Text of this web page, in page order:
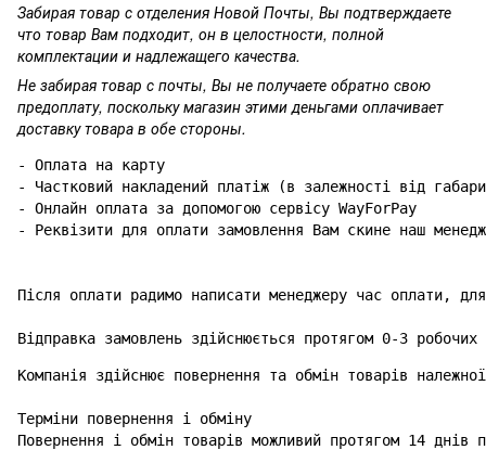
Забирая товар с отделения Новой Почты, Вы подтверждаете
что товар Вам подходит, он в целостности, полной
комплектации и надлежащего качества.
Не забирая товар с почты, Вы не получаете обратно свою
предоплату, поскольку магазин этими деньгами оплачивает
доставку товара в обе стороны.
- Оплата на карту
- Частковий накладений платіж (в залежності від
- Онлайн оплата за допомогою сервісу WayForPay
- Реквізити для оплати замовлення Вам скине наш
Після оплати радимо написати менеджеру час оплати,
Відправка замовлень здійснюється протягом 0-3
Компанія здійснює повернення та обмін товарів
Терміни повернення і обміну
Повернення і обмін товарів можливий протягом 14 днів